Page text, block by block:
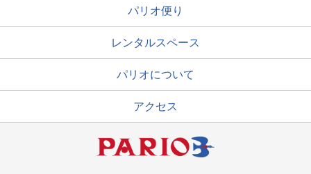
パリオ便り
レンタルスペース
パリオについて
アクセス